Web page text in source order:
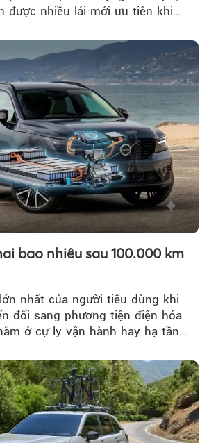
được nhiều lái mới ưu tiên khi
bao nhiêu sau 100.000 km
nhất của người tiêu dùng khi
đổi sang phương tiện điện hóa
ở cự ly vận hành hay hạ tầng